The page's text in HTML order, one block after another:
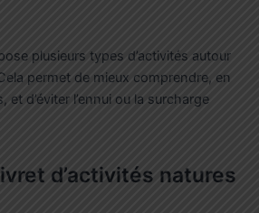
plusieurs types d’activités autour
permet de mieux comprendre, en
d’éviter l’ennui ou la surcharge
d’activités natures